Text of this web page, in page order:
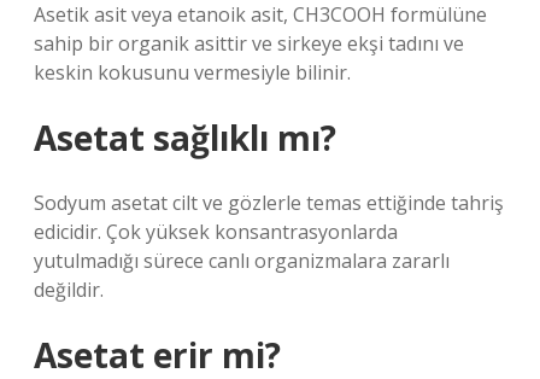
Asetik asit veya etanoik asit, CH3COOH formülüne
sahip bir organik asittir ve sirkeye ekşi tadını ve
keskin kokusunu vermesiyle bilinir.
Asetat sağlıklı mı?
Sodyum asetat cilt ve gözlerle temas ettiğinde tahriş
edicidir. Çok yüksek konsantrasyonlarda
yutulmadığı sürece canlı organizmalara zararlı
değildir.
Asetat erir mi?